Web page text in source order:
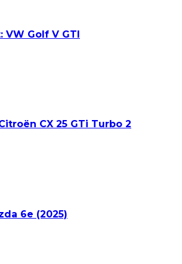
Golf V GTI
CX 25 GTi Turbo 2
6e (2025)